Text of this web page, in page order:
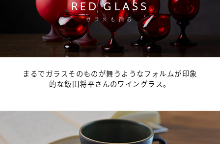
RED GLASS
ガラスも踊る
まるでガラスそのものが舞うようなフォルムが印象
的な飯田将平さんのワイングラス。